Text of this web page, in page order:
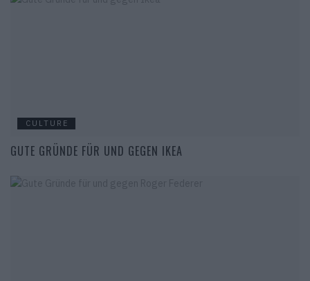
CULTURE
GUTE GRÜNDE FÜR UND GEGEN IKEA